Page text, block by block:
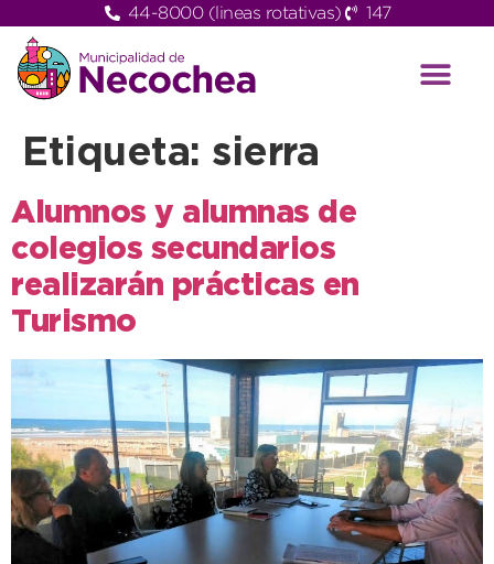
44-8000 (lineas rotativas) 147
Etiqueta: sierra
Alumnos y alumnas de
colegios secundarios
realizarán prácticas en
Turismo